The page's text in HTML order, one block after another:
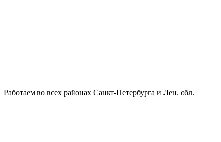
Работаем во всех районах Санкт-Петербурга и Лен. обл.